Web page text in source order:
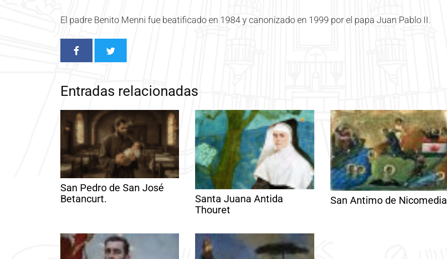
El padre Benito Menni fue beatificado en 1984 y canonizado en 1999 por el papa Juan Pablo II.
Entradas relacionadas
San Pedro de San José
Betancurt.
Santa Juana Antida
Thouret
San Antimo de Nicomedia